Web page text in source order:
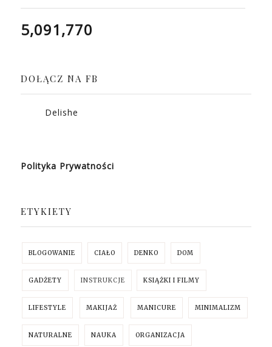
5,091,770
DOŁĄCZ NA FB
Delishe
Polityka Prywatności
ETYKIETY
BLOGOWANIE CIAŁO DENKO DOM
GADŻETY INSTRUKCJE KSIĄŻKI I FILMY
LIFESTYLE MAKIJAŻ MANICURE MINIMALIZM
NATURALNE NAUKA ORGANIZACJA